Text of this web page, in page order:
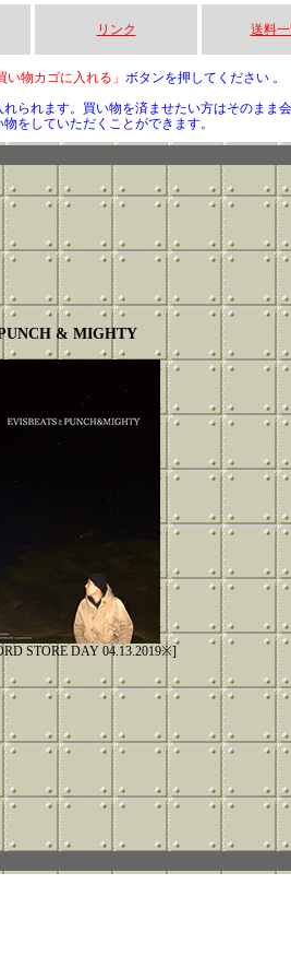
リンク 送料
い物カゴに入れる」 ボタンを押してください 。
られます。買い物を済ませたい方はそのま
をしていただくことができます。
& MIGHTY
STORE DAY 04.13.2019※]